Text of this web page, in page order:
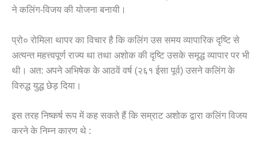
ने कलिंग-विजय की योजना बनायी।
प्रो० रोमिला थापर का विचार है कि कलिंग उस समय व्यापारिक दृष्टि से
अत्यन्त महत्त्वपूर्ण राज्य था तथा अशोक की दृष्टि उसके समृद्ध व्यापार पर भी
थी। अत: अपने अभिषेक के आठवें वर्ष (२६१ ईसा पूर्व) उसने कलिंग के
विरुद्ध युद्ध छेड़ दिया।
इस तरह निष्कर्ष रूप में कह सकते हैं कि सम्राट अशोक द्वारा कलिंग विजय
करने के निम्न कारण थे :